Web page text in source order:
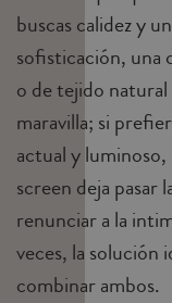
buscas calidez y
sofisticación, una
o de tejido
maravilla; si
actual y
screen deja pasar
renunciar a la
veces, la solución
combinar ambos.